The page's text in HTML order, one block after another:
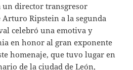
un director transgresor
Arturo Ripstein a la segunda
celebró una emotiva y
en honor al gran exponente
homenaje, que tuvo lugar en
de la ciudad de León,